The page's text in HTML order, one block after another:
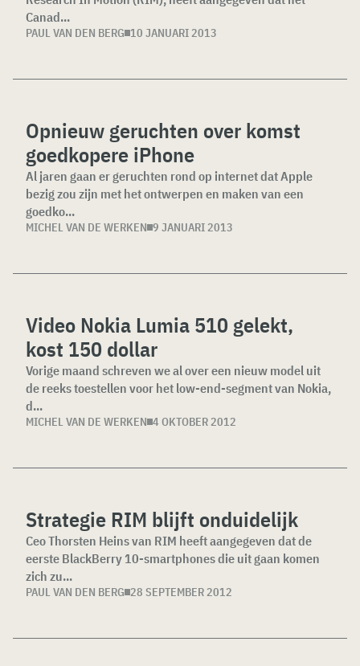
Canad...
PAUL VAN DEN BERG 10 JANUARI 2013
Opnieuw geruchten over komst
goedkopere iPhone
Al jaren gaan er geruchten rond op internet dat Apple
bezig zou zijn met het ontwerpen en maken van een
goedko...
MICHEL VAN DE WERKEN 9 JANUARI 2013
Video Nokia Lumia 510 gelekt,
kost 150 dollar
Vorige maand schreven we al over een nieuw model uit
de reeks toestellen voor het low-end-segment van Nokia,
d...
MICHEL VAN DE WERKEN 4 OKTOBER 2012
Strategie RIM blijft onduidelijk
Ceo Thorsten Heins van RIM heeft aangegeven dat de
eerste BlackBerry 10-smartphones die uit gaan komen
zich zu...
PAUL VAN DEN BERG 28 SEPTEMBER 2012